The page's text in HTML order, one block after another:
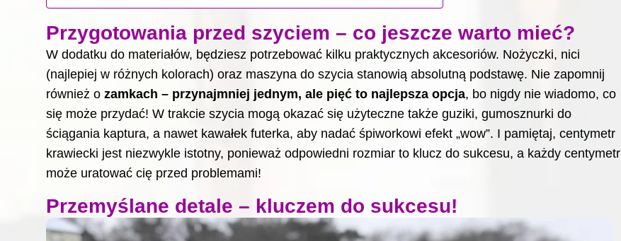
Przygotowania przed szyciem – co jeszcze warto mieć?
W dodatku do materiałów, będziesz potrzebować kilku praktycznych akcesoriów. Nożyczki, nici
(najlepiej w różnych kolorach) oraz maszyna do szycia stanowią absolutną podstawę. Nie zapomnij
również o zamkach – przynajmniej jednym, ale pięć to najlepsza opcja, bo nigdy nie wiadomo, co
się może przydać! W trakcie szycia mogą okazać się użyteczne także guziki, gumosznurki do
ściągania kaptura, a nawet kawałek futerka, aby nadać śpiworkowi efekt „wow”. I pamiętaj, centymetr
krawiecki jest niezwykle istotny, ponieważ odpowiedni rozmiar to klucz do sukcesu, a każdy centymetr
może uratować cię przed problemami!
Przemyślane detale – kluczem do sukcesu!